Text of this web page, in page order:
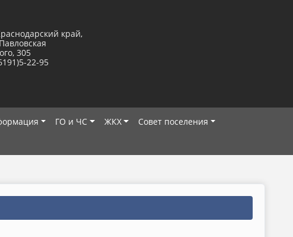
край,
305
22-95
ГО и ЧС ЖКХ
Совет поселения